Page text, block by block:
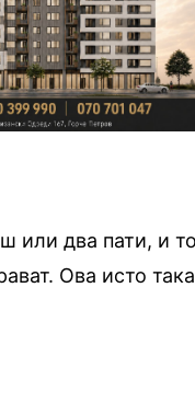
или два пати, и
Ова исто